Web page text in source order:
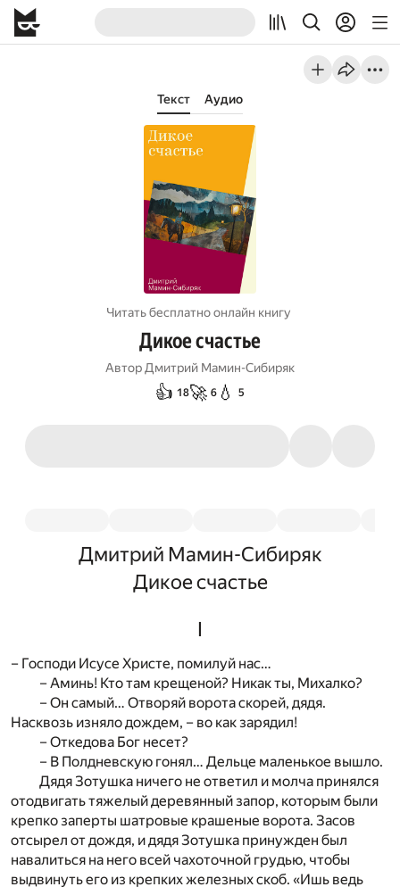
Текст Аудио
Читать бесплатно онлайн книгу
Дикое счастье
Автор Дмитрий Мамин-Сибиряк
👍 18🚀 6 💧 5
Дмитрий Мамин-Сибиряк
Дикое счастье
I
– Господи Исусе Христе, помилуй нас…
– Аминь! Кто там крещеной? Никак ты, Михалко?
– Он самый… Отворяй ворота скорей, дядя.
Насквозь изняло дождем, – во как зарядил!
– Откедова Бог несет?
– В Полдневскую гонял… Дельце маленькое вышло.
Дядя Зотушка ничего не ответил и молча принялся
отодвигать тяжелый деревянный запор, которым были
крепко заперты шатровые крашеные ворота. Засов
отсырел от дождя, и дядя Зотушка принужден был
навалиться на него всей чахоточной грудью, чтобы
выдвинуть его из крепких железных скоб. «Ишь ведь